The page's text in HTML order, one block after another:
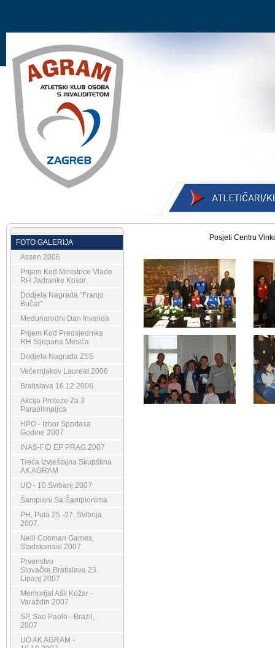
Posjeti Centru
FOTO GALERIJA
Assen 2006
Prijem Kod Ministrice Vlade
RH Jadranke Kosor
Dodjela Nagrada "Franjo
Bučar"
Međunarodni Dan Invalida
Prijem Kod Predsjednika
RH Stjepana Mesića
Dodjela Nagrada ZSS
Večernjakov Laureat 2006
Bratislava 16.12.2006.
Akcija Proteze Za 3
Paraolimpijca
HPO - Izbor Sportasa
Godine 2007
INAS-FID EP PRAG 2007
Treća Izvještajna Skupština
AK AGRAM
UO - 10.Svibanj 2007
Šampioni Sa Šampionima
PH, Pula 25.-27. Svibnja
2007.
Nelli Cooman Games,
Stadskanaal 2007
Prvenstvo
Slovačke,Bratislava 23.
Lipanj 2007
Memorijal Ašli Kožar -
Varaždin 2007
SP, Sao Paolo - Brazil,
2007
UO AK AGRAM -